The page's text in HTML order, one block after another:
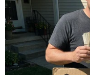
Chiến dịch 500 ngày
Điện Biên hoàn
90% thu nhận mẫu
thân nhân liệt sỹ